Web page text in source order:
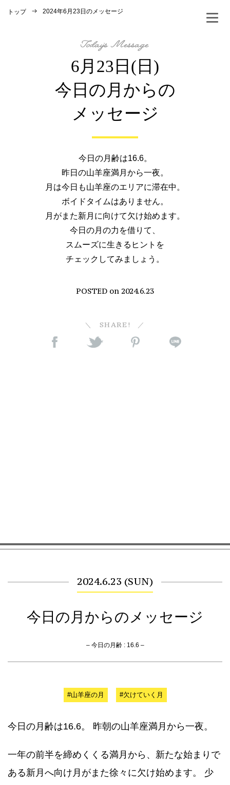
トップ 2024年6月23日のメッセージ
6月23日(日)
今日の月からの
メッセージ
今日の月齢は16.6。
昨日の山羊座満月から一夜。
月は今日も山羊座のエリアに滞在中。
ボイドタイムはありません。
月がまた新月に向けて欠け始めます。
今日の月の力を借りて、
スムーズに生きるヒントを
チェックしてみましょう。
POSTED on 2024.6.23
SHARE!
2024.6.23 (SUN)
今日の月からのメッセージ
– 今日の月齢 : 16.6 –
#山羊座の月 #欠けていく月
今日の月齢は16.6。 昨朝の山羊座満月から一夜。
一年の前半を締めくくる満月から、新たな始まりで
ある新月へ向け月がまた徐々に欠け始めます。 少